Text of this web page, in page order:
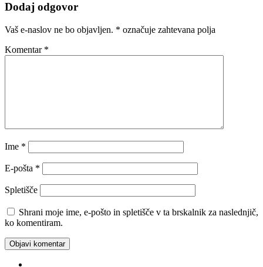
Dodaj odgovor
Vaš e-naslov ne bo objavljen. * označuje zahtevana polja
Komentar *
Ime *
E-pošta *
Spletišče
Shrani moje ime, e-pošto in spletišče v ta brskalnik za naslednjič,
ko komentiram.